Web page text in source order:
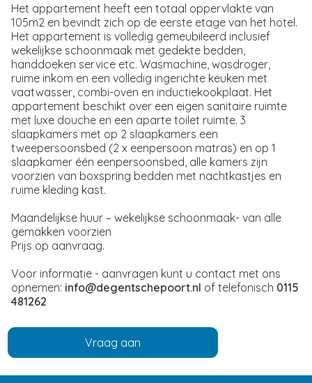
Het appartement heeft een totaal oppervlakte van
105m2 en bevindt zich op de eerste etage van het hotel.
Het appartement is volledig gemeubileerd inclusief
wekelijkse schoonmaak met gedekte bedden,
handdoeken service etc. Wasmachine, wasdroger,
ruime inkom en een volledig ingerichte keuken met
vaatwasser, combi-oven en inductiekookplaat. Het
appartement beschikt over een eigen sanitaire ruimte
met luxe douche en een aparte toilet ruimte. 3
slaapkamers met op 2 slaapkamers een
tweepersoonsbed (2 x eenpersoon matras) en op 1
slaapkamer één eenpersoonsbed, alle kamers zijn
voorzien van boxspring bedden met nachtkastjes en
ruime kleding kast.
Maandelijkse huur – wekelijkse schoonmaak- van alle
gemakken voorzien
Prijs op aanvraag.
Voor informatie - aanvragen kunt u contact met ons
opnemen: info@degentschepoort.nl of telefonisch 0115
481262
Vraag aan